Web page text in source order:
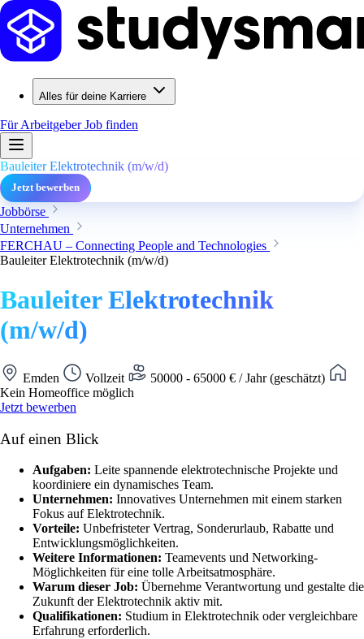
Alles für deine Karriere
Für ArbeitgeberJob finden
Bauleiter Elektrotechnik (m/w/d)
Jetzt bewerben
Jobbörse
Unternehmen
FERCHAU – Connecting People and Technologies
Bauleiter Elektrotechnik (m/w/d)
Bauleiter Elektrotechnik
(m/w/d)
Emden Vollzeit
50000 - 65000 € / Jahr (geschätzt)
Kein Homeoffice möglich
Jetzt bewerben
Auf einen Blick
Aufgaben: Leite spannende elektrotechnische Projekte und
koordiniere ein dynamisches Team.
Unternehmen: Innovatives Unternehmen mit einem starken
Fokus auf Elektrotechnik.
Vorteile: Unbefristeter Vertrag, Sonderurlaub, Rabatte und
Entwicklungsmöglichkeiten.
Weitere Informationen: Teamevents und Networking-
Möglichkeiten für eine tolle Arbeitsatmosphäre.
Warum dieser Job: Übernehme Verantwortung und gestalte die
Zukunft der Elektrotechnik aktiv mit.
Qualifikationen: Studium in Elektrotechnik oder vergleichbare
Erfahrung erforderlich.